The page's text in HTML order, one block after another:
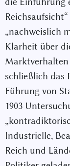
„nachweislich
Klarheit über
Marktverhalten
schließlich das
Führung von
1903
Industrielle,
Reich und